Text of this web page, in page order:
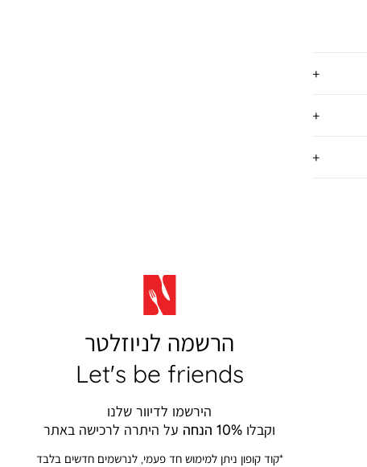
הרשמה לניוזלטר
Let's be friends
הירשמו לדיוור שלנו
וקבלו 10% הנחה על היתרה לרכישה באתר
*קוד קופון ניתן למימוש חד פעמי, לנרשמים חדשים בלבד